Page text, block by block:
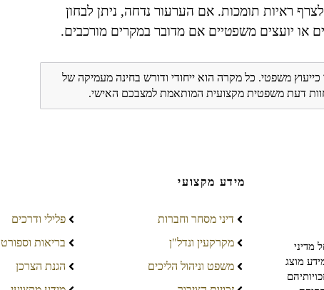
ראיות תומכות. אם הערעור נדחה, ניתן לבחון
או יועצים משפטיים אם מדובר במקרים מורכבים.
כייעוץ משפטי. כל מקרה הוא ייחודי ודורש בחינה מעמיקה של
דעת משפטית מקצועית המותאמת למצבכם האישי.
מדיני
מוצג
מידע מקצועי
דיני מסחר וחברות
מקרקעין ונדל"ן
משפט וניהול הליכים
פלילי ודרכים
בריאות וספורט
הגנת הצרכן